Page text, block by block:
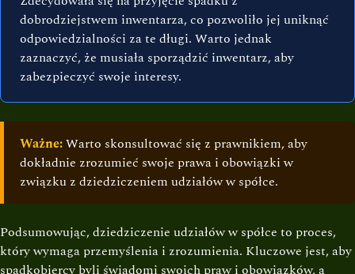
dobrodziejstwem inwentarza, co pozwoliło jej uniknąć
odpowiedzialności za te długi. Warto jednak
zaznaczyć, że musiała sporządzić inwentarz, aby
zabezpieczyć swoje interesy.
Ważne:Warto skonsultować się z prawnikiem, aby
dokładnie zrozumieć swoje prawa i obowiązki w
związku z dziedziczeniem udziałów w spółce.
Podsumowując, dziedziczenie udziałów w spółce to proces,
który wymaga przemyślenia i zrozumienia. Kluczowe jest, aby